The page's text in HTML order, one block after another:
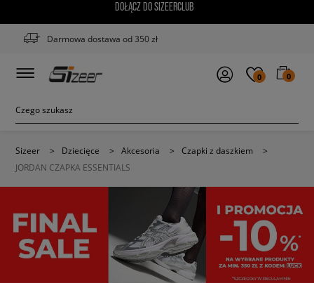
DOŁĄCZ DO SIZEERCLUB
Darmowa dostawa od 350 zł
0 0
Sizeer > Dziecięce > Akcesoria > Czapki z daszkiem
>
JORDAN CZAPKA ESSENTIALS